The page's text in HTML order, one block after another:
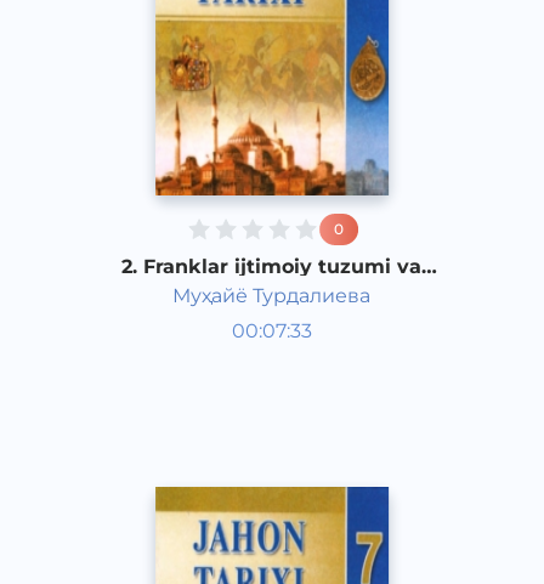
0
2. Franklar ijtimoiy tuzumi va
davlatining tashkil topishi
Муҳайё Турдалиева
00:07:33
Jahon tarixi 7 sinf